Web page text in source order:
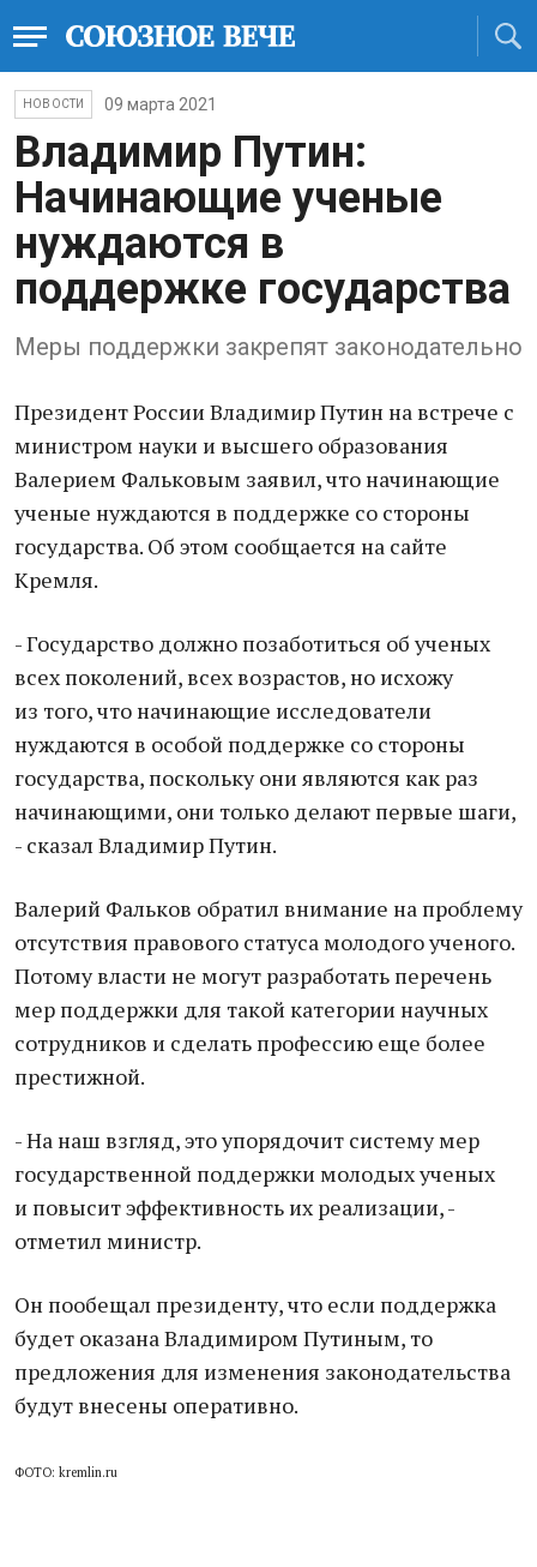
НОВОСТИ 09 марта 2021
Владимир Путин:
Начинающие ученые
нуждаются в
поддержке государства
Меры поддержки закрепят законодательно
Президент России Владимир Путин на встрече с
министром науки и высшего образования
Валерием Фальковым заявил, что начинающие
ученые нуждаются в поддержке со стороны
государства. Об этом сообщается на сайте
Кремля.
- Государство должно позаботиться об ученых
всех поколений, всех возрастов, но исхожу
из того, что начинающие исследователи
нуждаются в особой поддержке со стороны
государства, поскольку они являются как раз
начинающими, они только делают первые шаги,
- сказал Владимир Путин.
Валерий Фальков обратил внимание на проблему
отсутствия правового статуса молодого ученого.
Потому власти не могут разработать перечень
мер поддержки для такой категории научных
сотрудников и сделать профессию еще более
престижной.
- На наш взгляд, это упорядочит систему мер
государственной поддержки молодых ученых
и повысит эффективность их реализации, -
отметил министр.
Он пообещал президенту, что если поддержка
будет оказана Владимиром Путиным, то
предложения для изменения законодательства
будут внесены оперативно.
ФОТО: kremlin.ru